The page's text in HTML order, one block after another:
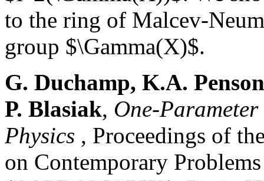
to the ring of Malcev-
group $\Gamma(X)$.
G. Duchamp, K.A.
P. Blasiak, One-
Physics , Proceedings of
on Contemporary